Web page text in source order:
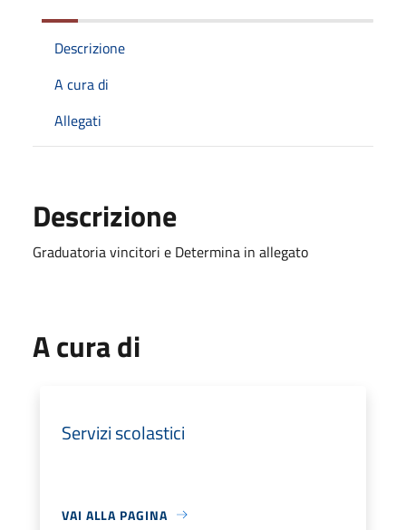
Descrizione
A cura di
Allegati
Descrizione
Graduatoria vincitori e Determina in allegato
A cura di
Servizi scolastici
VAI ALLA PAGINA